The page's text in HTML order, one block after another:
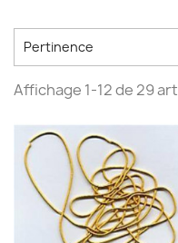
Pertinence
Affichage 1-12 de 29